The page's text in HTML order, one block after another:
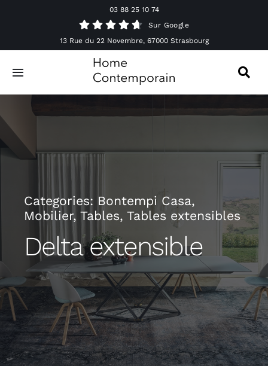
03 88 25 10 74
Sur Google
13 Rue du 22 Novembre, 67000 Strasbourg
Toggle
Navigation
Accessoires & Décorations
Offres spéciales
Outdoor
Contact
Categories: Bontempi Casa,
Mobilier, Tables, Tables extensibles
Delta extensible